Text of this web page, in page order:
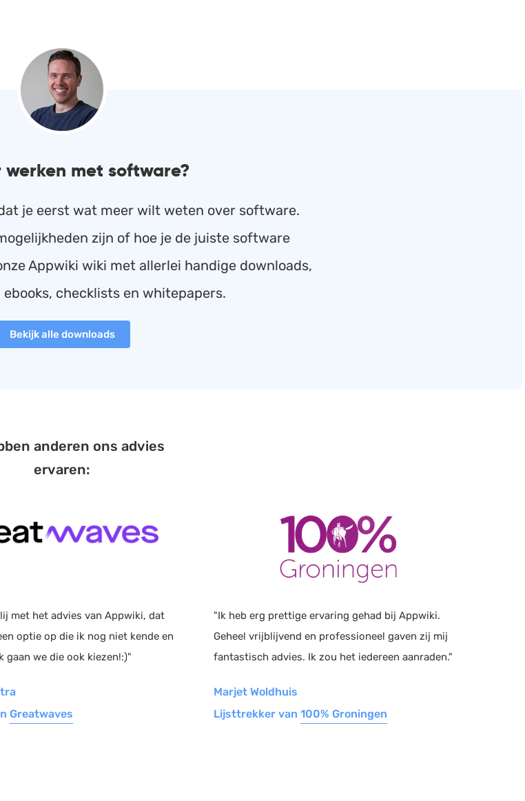
werken met software?
je eerst wat meer wilt weten over software.
zijn of hoe je de juiste software
Appwiki wiki met allerlei handige downloads,
ebooks, checklists en whitepapers.
Bekijk alle downloads
anderen ons advies
ervaren:
met het advies van Appwiki, dat
optie op die ik nog niet kende en
gaan we die ook kiezen!:)"
Greatwaves
"Ik heb erg prettige ervaring gehad bij Appwiki.
Geheel vrijblijvend en professioneel gaven zij mij
fantastisch advies. Ik zou het iedereen aanraden."
Marjet Woldhuis
Lijsttrekker van 100% Groningen